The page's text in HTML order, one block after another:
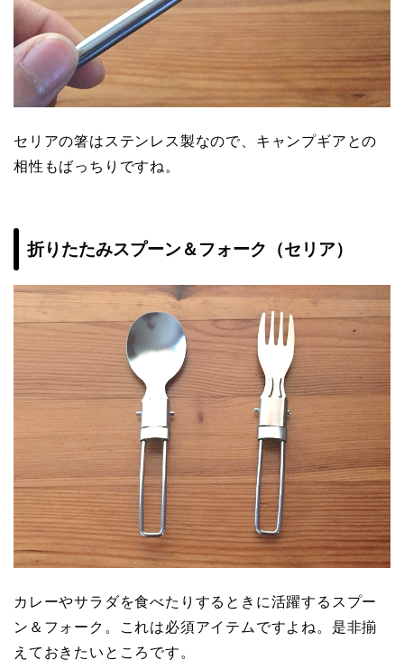
セリアの箸はステンレス製なので、キャンプギアとの
相性もばっちりですね。
折りたたみスプーン＆フォーク（セリア）
カレーやサラダを食べたりするときに活躍するスプー
ン＆フォーク。これは必須アイテムですよね。是非揃
えておきたいところです。